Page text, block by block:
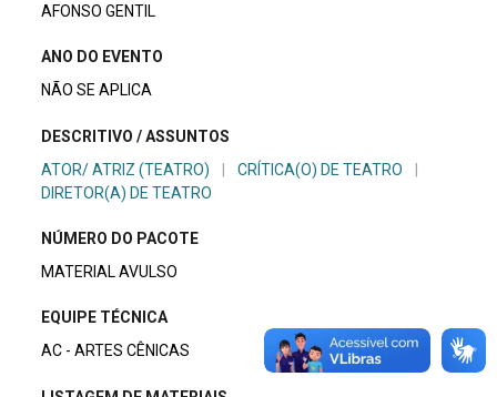
AFONSO GENTIL
ANO DO EVENTO
NÃO SE APLICA
DESCRITIVO / ASSUNTOS
ATOR/ ATRIZ (TEATRO)
CRÍTICA(O) DE TEATRO
DIRETOR(A) DE TEATRO
NÚMERO DO PACOTE
MATERIAL AVULSO
EQUIPE TÉCNICA
AC - ARTES CÊNICAS